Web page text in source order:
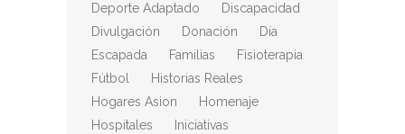
Deporte Adaptado
Discapacidad
Divulgación
Donación
Día
Escapada
Familias
Fisioterapia
Fútbol
Historias Reales
Hogares Asion
Homenaje
Hospitales
Iniciativas